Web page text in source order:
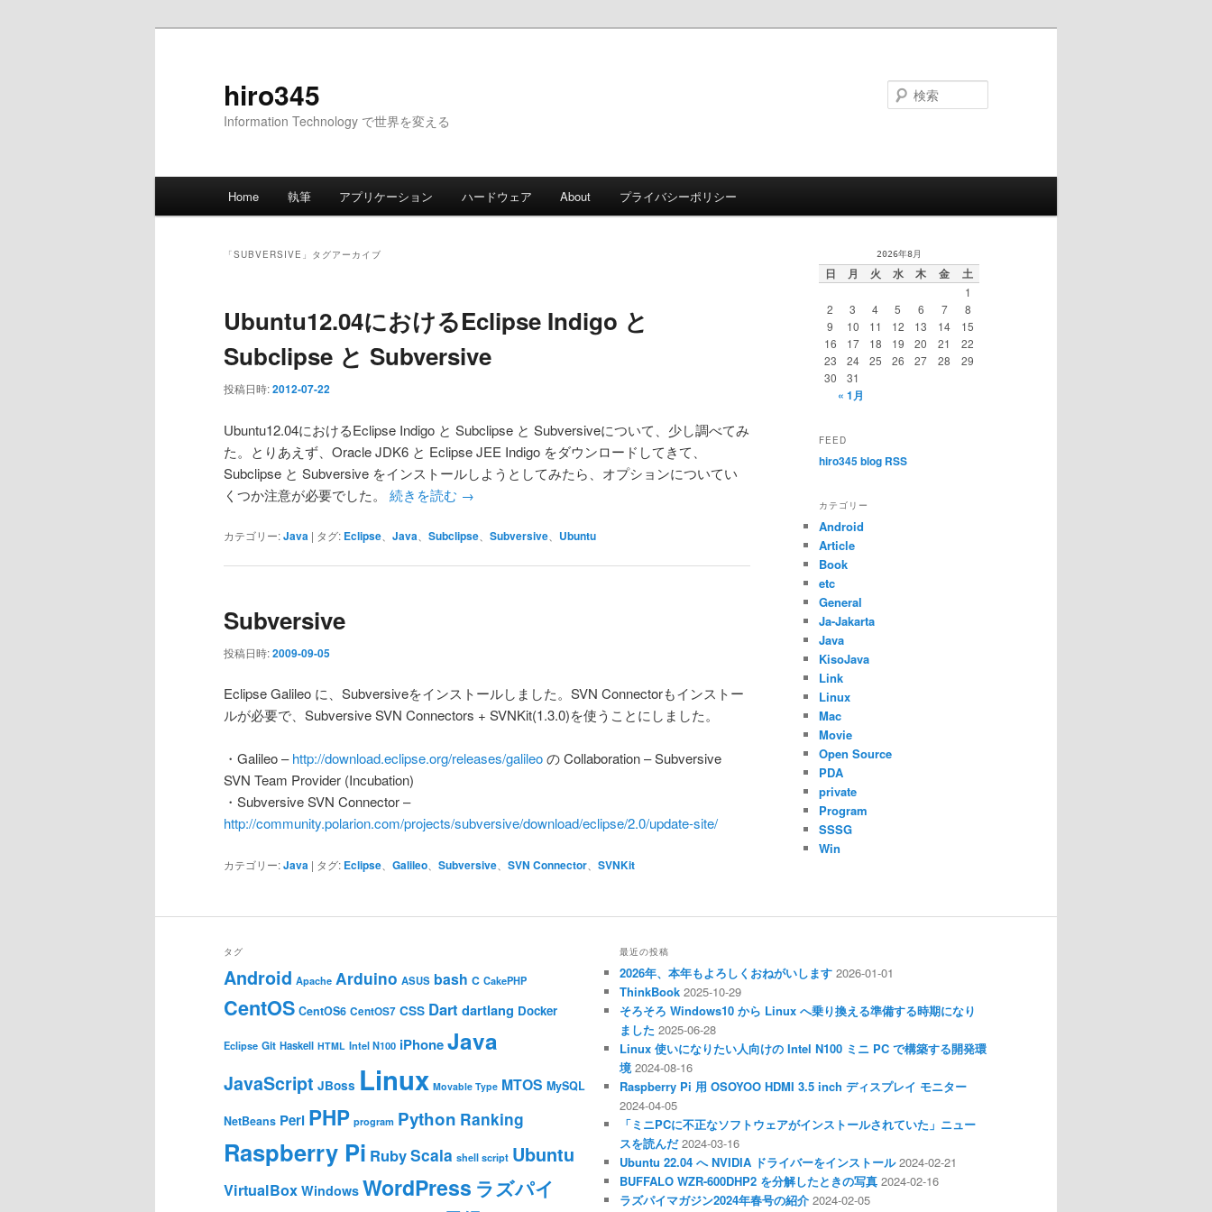
hiro345
Information Technology で世界を変える
Home 執筆 アプリケーション ハードウェア About プライバシーポリシー
「SUBVERSIVE 」タグアーカイブ
Ubuntu12.04におけるEclipse Indigo と
Subclipse と Subversive
投稿日時:2012-07-22
Ubuntu12.04におけるEclipse Indigo と Subclipse と Subversiveについて、少し調べてみ
た。とりあえず、Oracle JDK6 と Eclipse JEE Indigo をダウンロードしてきて、
Subclipse と Subversive をインストールしようとしてみたら、オプションについてい
くつか注意が必要でした。 続きを読む →
カテゴリー:Java | タグ: Eclipse Java Subclipse Subversive Ubuntu
Subversive
投稿日時:2009-09-05
Eclipse Galileo に、Subversiveをインストールしました。SVN Connectorもインストー
ルが必要で、Subversive SVN Connectors + SVNKit(1.3.0)を使うことにしました。
・Galileo –http://download.eclipse.org/releases/galileoの Collaboration – Subversive
SVN Team Provider (Incubation)
・Subversive SVN Connector –
http://community.polarion.com/projects/subversive/download/eclipse/2.0/update-site/
カテゴリー:Java | タグ: Eclipse Galileo Subversive SVN Connector SVNKit
2026年8月
日 月 火 水 木 金 土
1
2
3 4 5 6 7
8
9
10 11 12 13 14
15
16
17 18 19 20 21
22
23
24 25 26 27 28
29
30
31
« 1月
FEED
hiro345 blog RSS
カテゴリー
Android
Article
Book
etc
General
Ja-Jakarta
Java
KisoJava
Link
Linux
Mac
Movie
Open Source
PDA
private
Program
SSSG
Win
タグ
Android Apache Arduino ASUS bash C CakePHP
CentOS CentOS6 CentOS7 CSS Dart dartlang Docker
Eclipse Git Haskell HTML Intel N100 iPhoneJava
JavaScript JBoss Linux Movable Type MTOS MySQL
NetBeans Perl PHP program Python Ranking
Raspberry Pi RubyScala shell script Ubuntu
VirtualBox Windows WordPress ラズパイ
最近の投稿
2026年、本年もよろしくおねがいします 2026-01-01
ThinkBook 2025-10-29
そろそろ Windows10 から Linux へ乗り換える準備する時期になり
ました 2025-06-28
Linux 使いになりたい人向けの Intel N100 ミニ PC で構築する開発環
境 2024-08-16
Raspberry Pi 用 OSOYOO HDMI 3.5 inch ディスプレイ モニター
2024-04-05
「ミニPCに不正なソフトウェアがインストールされていた」ニュー
スを読んだ 2024-03-16
Ubuntu 22.04 へ NVIDIA ドライバーをインストール 2024-02-21
BUFFALO WZR-600DHP2 を分解したときの写真 2024-02-16
ラズパイマガジン2024年春号の紹介 2024-02-05